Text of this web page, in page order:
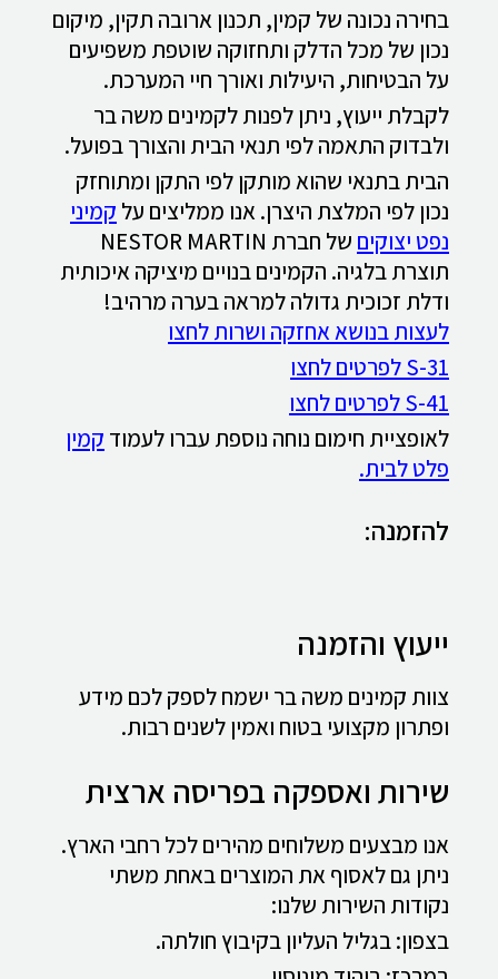
בחירה נכונה של קמין, תכנון ארובה תקין, מיקום
נכון של מכל הדלק ותחזוקה שוטפת משפיעים
על הבטיחות, היעילות ואורך חיי המערכת.
לקבלת ייעוץ, ניתן לפנות לקמינים משה בר
ולבדוק התאמה לפי תנאי הבית והצורך בפועל.
הבית בתנאי שהוא מותקן לפי התקן ומתוחזק
נכון לפי המלצת היצרן. אנו ממליצים על קמיני
נפט יצוקים
של חברת NESTOR MARTIN
תוצרת בלגיה. הקמינים בנויים מיציקה איכותית
ודלת זכוכית גדולה למראה בערה מרהיב!
לעצות בנושא אחזקה ושרות לחצו
S-31 לפרטים לחצו
S-41 לפרטים לחצו
לאופציית חימום נוחה נוספת עברו לעמוד קמין
פלט לבית.
להזמנה:
ייעוץ והזמנה
צוות קמינים משה בר ישמח לספק לכם מידע
ופתרון מקצועי בטוח ואמין לשנים רבות.
שירות ואספקה בפריסה ארצית
אנו מבצעים משלוחים מהירים לכל רחבי הארץ.
ניתן גם לאסוף את המוצרים באחת משתי
נקודות השירות שלנו:
בצפון: בגליל העליון בקיבוץ חולתה.